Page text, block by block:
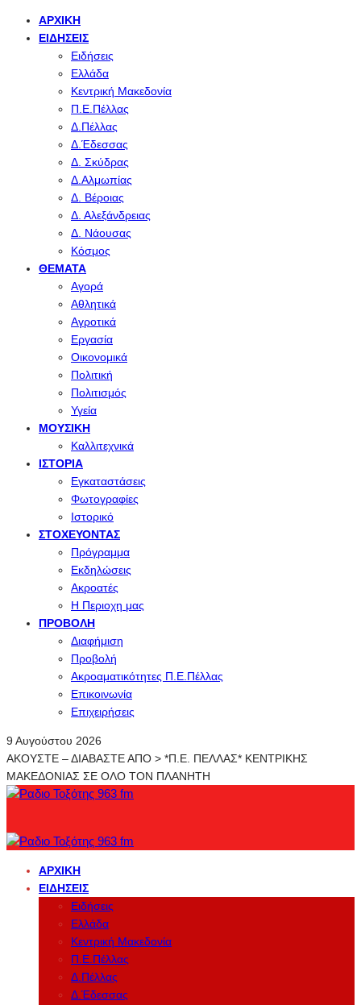
ΑΡΧΙΚΉ
ΕΙΔΉΣΕΙΣ
Ειδήσεις
Ελλάδα
Κεντρική Μακεδονία
Π.Ε.Πέλλας
Δ.Πέλλας
Δ.Έδεσσας
Δ. Σκύδρας
Δ.Αλμωπίας
Δ. Βέροιας
Δ. Αλεξάνδρειας
Δ. Νάουσας
Κόσμος
ΘΈΜΑΤΑ
Αγορά
Αθλητικά
Αγροτικά
Εργασία
Οικονομικά
Πολιτική
Πολιτισμός
Υγεία
ΜΟΥΣΙΚΉ
Καλλιτεχνικά
ΙΣΤΟΡΊΑ
Εγκαταστάσεις
Φωτογραφίες
Ιστορικό
ΣΤΟΧΕΎΟΝΤΑΣ
Πρόγραμμα
Εκδηλώσεις
Ακροατές
Η Περιοχη μας
ΠΡΟΒΟΛΉ
Διαφήμιση
Προβολή
Ακροαματικότητες Π.Ε.Πέλλας
Επικοινωνία
Επιχειρήσεις
9 Αυγούστου 2026
ΑΚΟΥΣΤΕ – ΔΙΑΒΑΣΤΕ ΑΠΟ > *Π.Ε. ΠΕΛΛΑΣ* ΚΕΝΤΡΙΚΗΣ
ΜΑΚΕΔΟΝΙΑΣ ΣΕ ΟΛΟ ΤΟΝ ΠΛΑΝΗΤΗ
ΑΡΧΙΚΉ
ΕΙΔΉΣΕΙΣ
Ειδήσεις
Ελλάδα
Κεντρική Μακεδονία
Π.Ε.Πέλλας
Δ.Πέλλας
Δ.Έδεσσας